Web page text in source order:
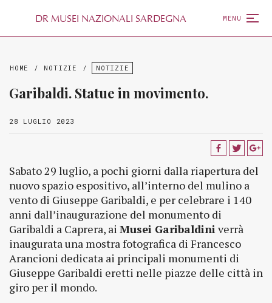
DR MUSEI NAZIONALI SARDEGNA MENU
HOME / NOTIZIE / NOTIZIE
Garibaldi. Statue in movimento.
28 LUGLIO 2023
Sabato 29 luglio, a pochi giorni dalla riapertura del
nuovo spazio espositivo, all’interno del mulino a
vento di Giuseppe Garibaldi, e per celebrare i 140
anni dall’inaugurazione del monumento di
Garibaldi a Caprera, ai Musei Garibaldiniverrà
inaugurata una mostra fotografica di Francesco
Arancioni dedicata ai principali monumenti di
Giuseppe Garibaldi eretti nelle piazze delle città in
giro per il mondo.